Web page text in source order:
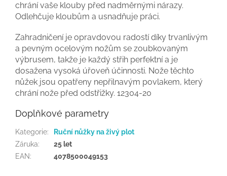
chrání vaše klouby před nadměrnými nárazy.
Odlehčuje kloubům a usnadňuje práci.
Zahradničení je opravdovou radostí díky trvanlivým
a pevným ocelovým nožům se zoubkovaným
výbrusem, takže je každý střih perfektní a je
dosažena vysoká úřoveň účinnosti. Nože těchto
nůžek jsou opatřeny nepřilnavým povlakem, který
chrání nože před odstřižky. 12304-20
Doplňkové parametry
Kategorie:
Ruční nůžky na živý plot
Záruka:
25 let
EAN: 4078500049153